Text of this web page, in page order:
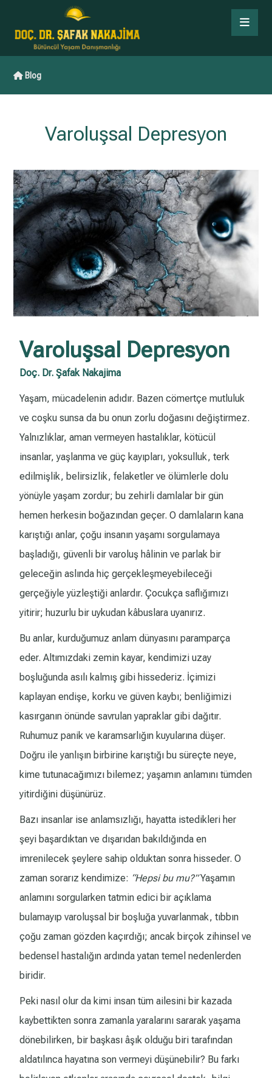
Blog
Varoluşsal Depresyon
Varoluşsal Depresyon
Doç. Dr. Şafak Nakajima
Yaşam, mücadelenin adıdır. Bazen cömertçe mutluluk
ve coşku sunsa da bu onun zorlu doğasını değiştirmez.
Yalnızlıklar, aman vermeyen hastalıklar, kötücül
insanlar, yaşlanma ve güç kayıpları, yoksulluk, terk
edilmişlik, belirsizlik, felaketler ve ölümlerle dolu
yönüyle yaşam zordur; bu zehirli damlalar bir gün
hemen herkesin boğazından geçer. O damlaların kana
karıştığı anlar, çoğu insanın yaşamı sorgulamaya
başladığı, güvenli bir varoluş hâlinin ve parlak bir
geleceğin aslında hiç gerçekleşmeyebileceği
gerçeğiyle yüzleştiği anlardır. Çocukça saflığımızı
yitirir; huzurlu bir uykudan kâbuslara uyanırız.
Bu anlar, kurduğumuz anlam dünyasını paramparça
eder. Altımızdaki zemin kayar, kendimizi uzay
boşluğunda asılı kalmış gibi hissederiz. İçimizi
kaplayan endişe, korku ve güven kaybı; benliğimizi
kasırganın önünde savrulan yapraklar gibi dağıtır.
Ruhumuz panik ve karamsarlığın kuyularına düşer.
Doğru ile yanlışın birbirine karıştığı bu süreçte neye,
kime tutunacağımızı bilemez; yaşamın anlamını tümden
yitirdiğini düşünürüz.
Bazı insanlar ise anlamsızlığı, hayatta istedikleri her
şeyi başardıktan ve dışarıdan bakıldığında en
imrenilecek şeylere sahip olduktan sonra hisseder. O
zaman sorarız kendimize: “Hepsi bu mu?”Yaşamın
anlamını sorgularken tatmin edici bir açıklama
bulamayıp varoluşsal bir boşluğa yuvarlanmak, tıbbın
çoğu zaman gözden kaçırdığı; ancak birçok zihinsel ve
bedensel hastalığın ardında yatan temel nedenlerden
biridir.
Peki nasıl olur da kimi insan tüm ailesini bir kazada
kaybettikten sonra zamanla yaralarını sararak yaşama
dönebilirken, bir başkası âşık olduğu biri tarafından
aldatılınca hayatına son vermeyi düşünebilir? Bu farkı